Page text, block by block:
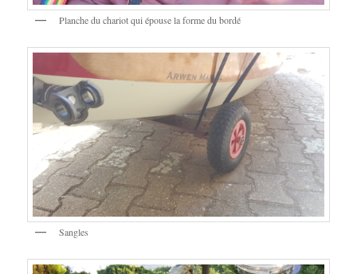
Planche du chariot qui épouse la forme du bordé
Sangles